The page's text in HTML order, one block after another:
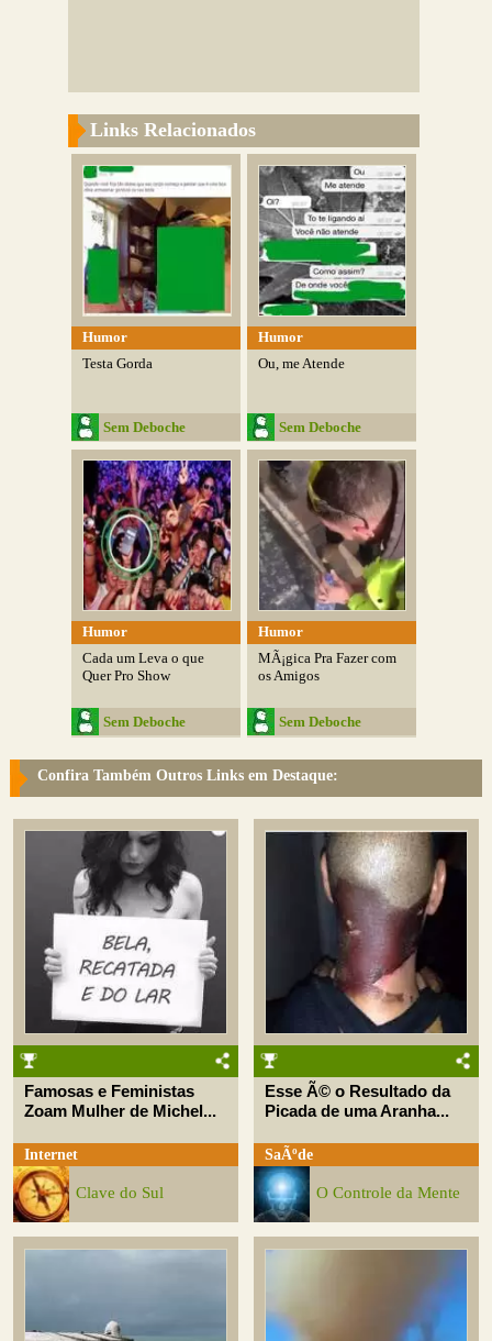
Links Relacionados
Humor
Testa Gorda
Sem Deboche
Humor
Ou, me Atende
Sem Deboche
Humor
Cada um Leva o que
Quer Pro Show
Sem Deboche
Humor
MÃ¡gica Pra Fazer com
os Amigos
Sem Deboche
Confira Também Outros Links em Destaque:
Famosas e Feministas
Zoam Mulher de Michel...
Internet
Clave do Sul
Esse Ã© o Resultado da
Picada de uma Aranha...
SaÃºde
O Controle da Mente